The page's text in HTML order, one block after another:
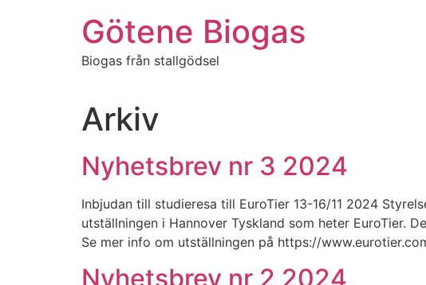
Götene Biogas
Biogas från stallgödsel
Arkiv
Nyhetsbrev nr 3 2024
Inbjudan till studieresa till EuroTier 13-16/11 2024
utställningen i Hannover Tyskland som heter EuroTier.
Se mer info om utställningen på https://
Nyhetsbrev nr 2 2024